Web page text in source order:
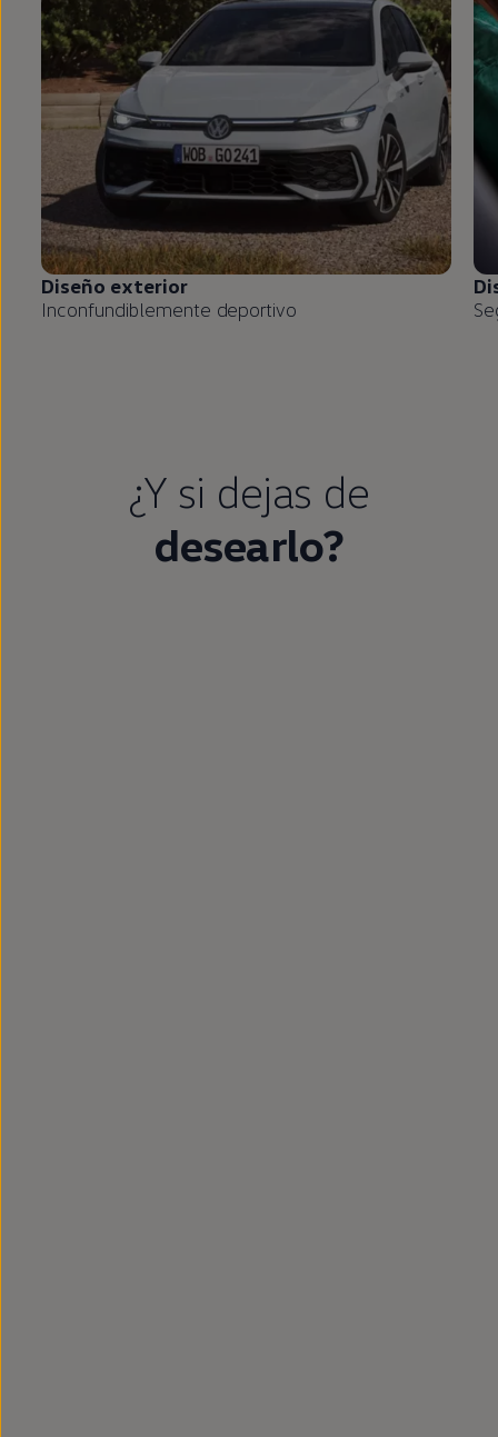
Diseño exterior
Inconfundiblemente deportivo
¿Y si dejas de
desearlo?